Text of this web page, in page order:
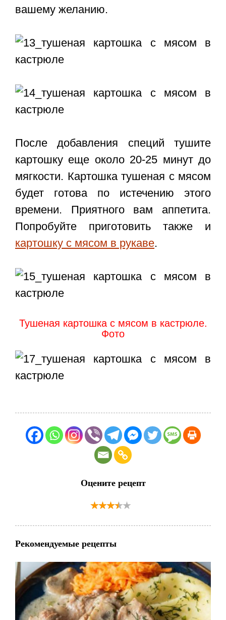
вашему желанию.
После добавления специй тушите
картошку еще около 20-25 минут до
мягкости. Картошка тушеная с мясом
будет готова по истечению этого
времени. Приятного вам аппетита.
Попробуйте приготовить также и
картошку с мясом в рукаве.
Тушеная картошка с мясом в кастрюле.
Фото
Оцените рецепт
Рекомендуемые рецепты